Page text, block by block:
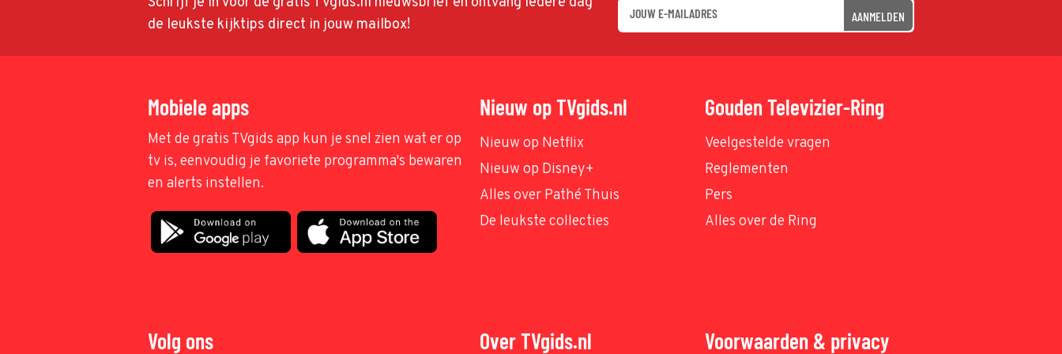
de leukste kijktips direct in jouw mailbox!
AANMELDEN
Mobiele apps
Met de gratis TVgids app kun je snel zien wat er op
tv is, eenvoudig je favoriete programma's bewaren
en alerts instellen.
Nieuw op TVgids.nl
Nieuw op Netflix
Nieuw op Disney+
Alles over Pathé Thuis
De leukste collecties
Gouden Televizier-Ring
Veelgestelde vragen
Reglementen
Pers
Alles over de Ring
Volg ons Over TVgids.nl Voorwaarden & privacy